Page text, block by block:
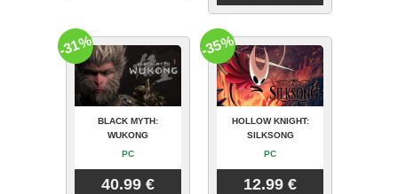
BLACK MYTH:
WUKONG
PC
40.99 €
-31%
HOLLOW KNIGHT:
SILKSONG
PC
12.99 €
-35%